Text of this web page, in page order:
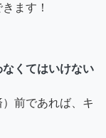
ます！
くてはいけない
前であれば、キ